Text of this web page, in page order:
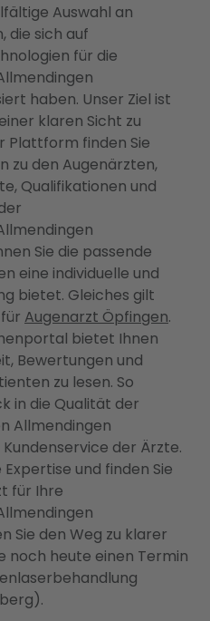
Auswahl an
die sich auf
für die
haben. Unser Ziel ist
klaren Sicht zu
Plattform finden Sie
zu den Augenärzten,
Qualifikationen und
Sie die passende
eine individuelle und
bietet. Gleiches gilt
Augenarzt Öpfingen.
bietet Ihnen
Bewertungen und
zu lesen. So
in die Qualität der
Allmendingen
der Ärzte.
und finden Sie
für Ihre
Sie den Weg zu klarer
noch heute einen Termin